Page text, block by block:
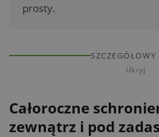
prosty.
SZCZEGÓŁOWY
Ukryj
Całoroczne
zewnątrz i pod